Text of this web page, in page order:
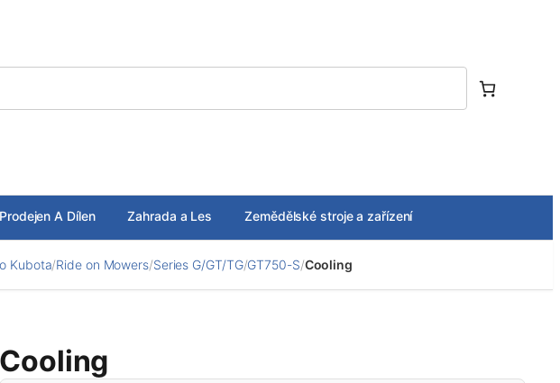
A Dílen Zahrada a Les Zemědělské stroje a zařízení
Kubota/Ride on Mowers/Series G/GT/TG/GT750-S/Cooling
Cooling